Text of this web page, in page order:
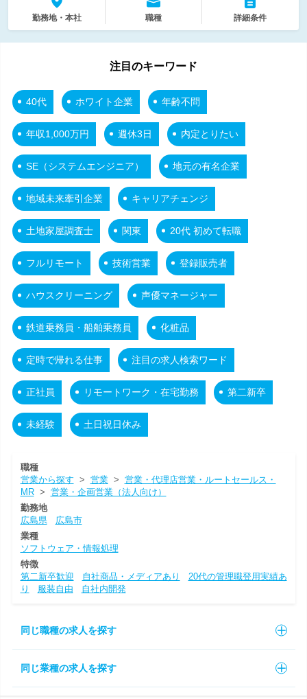
勤務地・本社 職種 詳細条件
注目のキーワード
40代 ホワイト企業 年齢不問
年収1,000万円 週休3日 内定とりたい
SE（システムエンジニア） 地元の有名企業
地域未来牽引企業 キャリアチェンジ
土地家屋調査士 関東 20代 初めて転職
フルリモート 技術営業 登録販売者
ハウスクリーニング 声優マネージャー
鉄道乗務員・船舶乗務員 化粧品
定時で帰れる仕事 注目の求人検索ワード
正社員 リモートワーク・在宅勤務 第二新卒
未経験 土日祝日休み
職種
営業から探す > 営業> 営業・代理店営業・ルートセールス・
MR> 営業・企画営業（法人向け）
勤務地
広島県
広島市
業種
ソフトウェア・情報処理
特徴
第二新卒歓迎
自社商品・メディアあり
20代の管理職登用実績あ
り
服装自由 自社内開発
同じ職種の求人を探す
同じ業種の求人を探す